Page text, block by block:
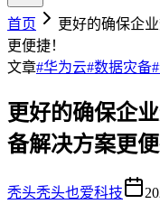
首页
更好的确保企
更便捷！
文章#华为云#数据灾备#
更好的确保企
备解决方案更便
秃头秃头也爱科技